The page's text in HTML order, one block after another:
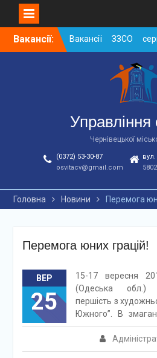
SkipВакансії:
Вакансії ЗЗСО
2026
Вакансії ЗЗСО
Вакансії у ЗДО
дошкільних
ЗЗСО станом
01.08.2026 р.
Управління
Чернівецької
(0372) 53-30-87
osvitacv@gmail.com
Головна Новини Перемога
Перемога юних грацій!
ВЕР
25
15-17 вересня
(Одеська обл.)
першість з
Южного”. В